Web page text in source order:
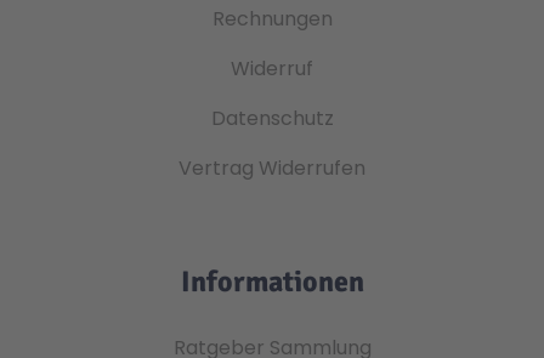
Rechnungen
Widerruf
Datenschutz
Vertrag Widerrufen
Informationen
Ratgeber Sammlung